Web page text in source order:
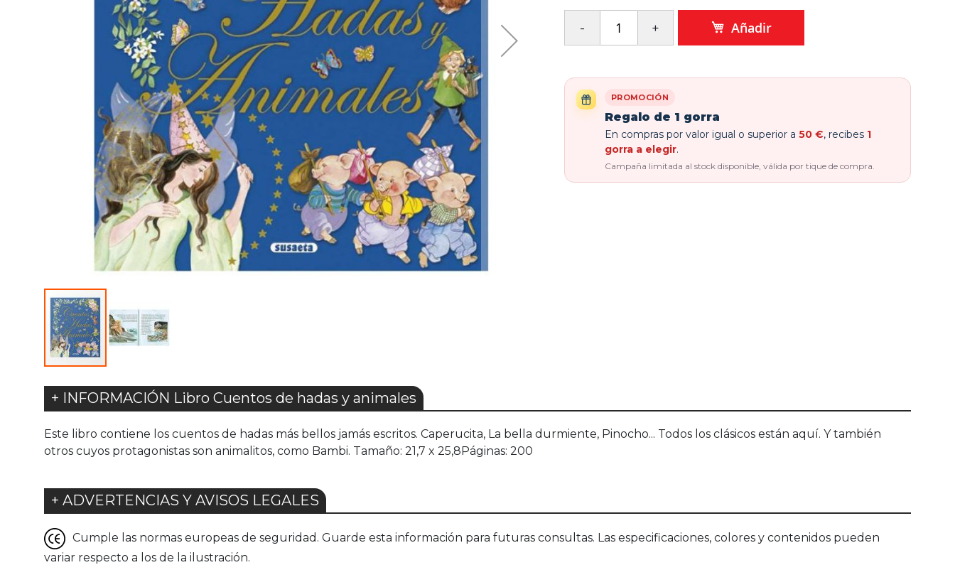
Añadir
PROMOCIÓN
Regalo de 1 gorra
En compras por valor igual o superior a 50 €, recibes 1
gorra a elegir.
Campaña limitada al stock disponible, válida por tique de compra.
+ INFORMACIÓN Libro Cuentos de hadas y animales
Este libro contiene los cuentos de hadas más bellos jamás escritos. Caperucita, La bella durmiente, Pinocho... Todos los clásicos están aquí. Y también
otros cuyos protagonistas son animalitos, como Bambi. Tamaño: 21,7 x 25,8Páginas: 200
+ ADVERTENCIAS Y AVISOS LEGALES
Cumple las normas europeas de seguridad. Guarde esta información para futuras consultas. Las especificaciones, colores y contenidos pueden
variar respecto a los de la ilustración.